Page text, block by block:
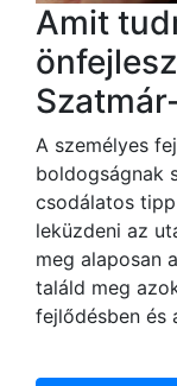
Amit
A személyes
boldogságnak
csodálatos
leküzdeni az
meg alaposan
találd meg
fejlődésben és